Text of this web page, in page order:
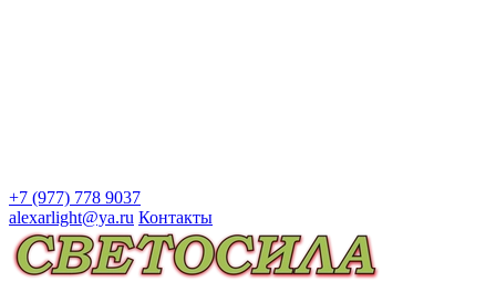
+7 (977) 778 9037
alexarlight@ya.ru Контакты